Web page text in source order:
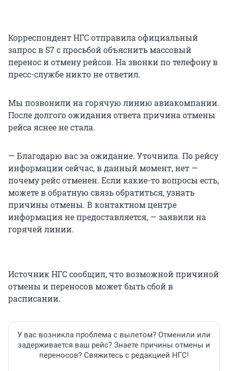
Корреспондент НГС отправила официальный
запрос в S7 с просьбой объяснить массовый
перенос и отмену рейсов. На звонки по телефону в
пресс-службе никто не ответил.
Мы позвонили на горячую линию авиакомпании.
После долгого ожидания ответа причина отмены
рейса яснее не стала.
— Благодарю вас за ожидание. Уточнила. По рейсу
информации сейчас, в данный момент, нет —
почему рейс отменен. Если какие-то вопросы есть,
можете в обратную связь обратиться, узнать
причины отмены. В контактном центре
информация не предоставляется, — заявили на
горячей линии.
Источник НГС сообщил, что возможной причиной
отмены и переносов может быть сбой в
расписании.
У вас возникла проблема с вылетом? Отменили или
задерживается ваш рейс? Знаете причины отмены и
переносов? Свяжитесь с редакцией НГС!